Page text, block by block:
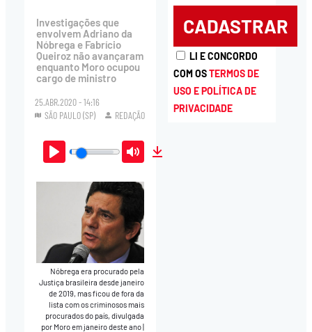
Investigações que
envolvem Adriano da
Nóbrega e Fabrício
Queiroz não avançaram
enquanto Moro ocupou
cargo de ministro
25.ABR.2020 - 14:16
SÃO PAULO (SP)
REDAÇÃO
Play Mute
Nóbrega era procurado pela
Justiça brasileira desde janeiro
de 2019, mas ficou de fora da
lista com os criminosos mais
procurados do país, divulgada
por Moro em janeiro deste ano|
LI E CONCORDO
COM OSTERMOS DE
USO E POLÍTICA DE
PRIVACIDADE